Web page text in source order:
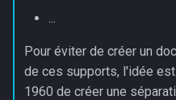
Pour éviter de créer un
de ces supports, l'idée
1960 de créer une